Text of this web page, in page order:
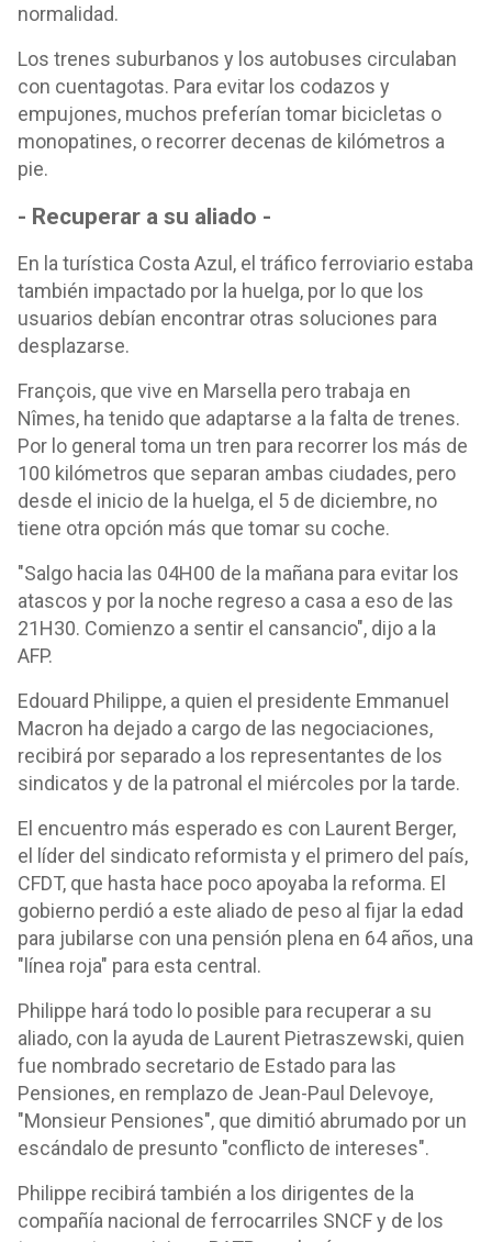
normalidad.
Los trenes suburbanos y los autobuses circulaban
con cuentagotas. Para evitar los codazos y
empujones, muchos preferían tomar bicicletas o
monopatines, o recorrer decenas de kilómetros a
pie.
- Recuperar a su aliado -
En la turística Costa Azul, el tráfico ferroviario estaba
también impactado por la huelga, por lo que los
usuarios debían encontrar otras soluciones para
desplazarse.
François, que vive en Marsella pero trabaja en
Nîmes, ha tenido que adaptarse a la falta de trenes.
Por lo general toma un tren para recorrer los más de
100 kilómetros que separan ambas ciudades, pero
desde el inicio de la huelga, el 5 de diciembre, no
tiene otra opción más que tomar su coche.
"Salgo hacia las 04H00 de la mañana para evitar los
atascos y por la noche regreso a casa a eso de las
21H30. Comienzo a sentir el cansancio", dijo a la
AFP.
Edouard Philippe, a quien el presidente Emmanuel
Macron ha dejado a cargo de las negociaciones,
recibirá por separado a los representantes de los
sindicatos y de la patronal el miércoles por la tarde.
El encuentro más esperado es con Laurent Berger,
el líder del sindicato reformista y el primero del país,
CFDT, que hasta hace poco apoyaba la reforma. El
gobierno perdió a este aliado de peso al fijar la edad
para jubilarse con una pensión plena en 64 años, una
"línea roja" para esta central.
Philippe hará todo lo posible para recuperar a su
aliado, con la ayuda de Laurent Pietraszewski, quien
fue nombrado secretario de Estado para las
Pensiones, en remplazo de Jean-Paul Delevoye,
"Monsieur Pensiones", que dimitió abrumado por un
escándalo de presunto "conflicto de intereses".
Philippe recibirá también a los dirigentes de la
compañía nacional de ferrocarriles SNCF y de los